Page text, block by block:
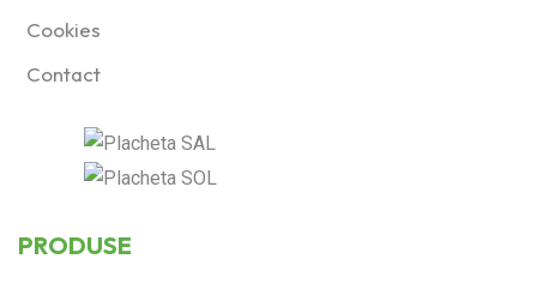
Cookies
Contact
PRODUSE